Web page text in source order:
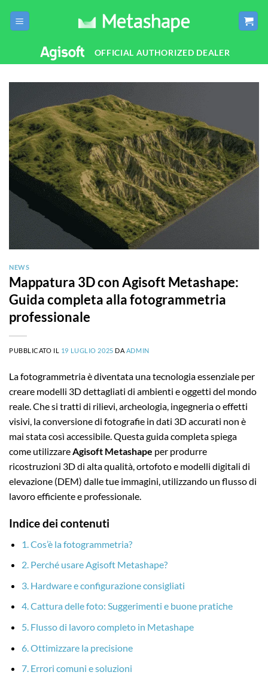
OFFICIAL AUTHORIZED DEALER
NEWS
Mappatura 3D con Agisoft Metashape:
Guida completa alla fotogrammetria
professionale
PUBBLICATO IL 19 LUGLIO 2025 DA ADMIN
La fotogrammetria è diventata una tecnologia essenziale per
creare modelli 3D dettagliati di ambienti e oggetti del mondo
reale. Che si tratti di rilievi, archeologia, ingegneria o effetti
visivi, la conversione di fotografie in dati 3D accurati non è
mai stata così accessibile. Questa guida completa spiega
come utilizzareAgisoft Metashape per produrre
ricostruzioni 3D di alta qualità, ortofoto e modelli digitali di
elevazione (DEM) dalle tue immagini, utilizzando un flusso di
lavoro efficiente e professionale.
Indice dei contenuti
1. Cos’è la fotogrammetria?
2. Perché usare Agisoft Metashape?
3. Hardware e configurazione consigliati
4. Cattura delle foto: Suggerimenti e buone pratiche
5. Flusso di lavoro completo in Metashape
6. Ottimizzare la precisione
7. Errori comuni e soluzioni